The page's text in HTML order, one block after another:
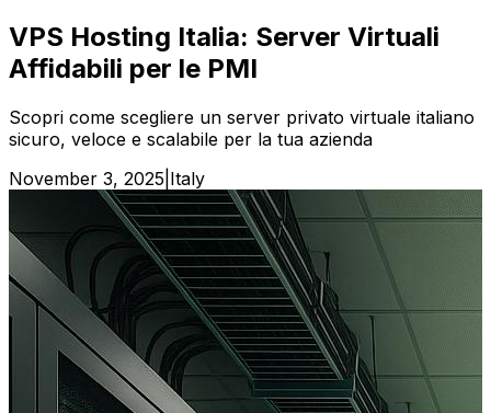
VPS Hosting Italia: Server Virtuali
Affidabili per le PMI
Scopri come scegliere un server privato virtuale italiano
sicuro, veloce e scalabile per la tua azienda
November 3, 2025 Italy